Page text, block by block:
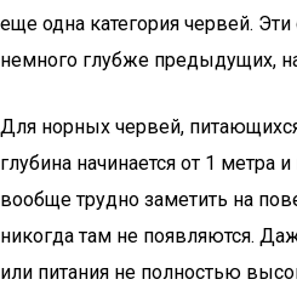
еще одна категория червей. Эти
немного глубже предыдущих,
Для норных червей,
глубина начинается от 1 метра
вообще трудно заметить на
никогда там не появляются.
или питания не полностью